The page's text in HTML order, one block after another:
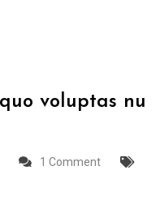
voluptas nu
1 Comment